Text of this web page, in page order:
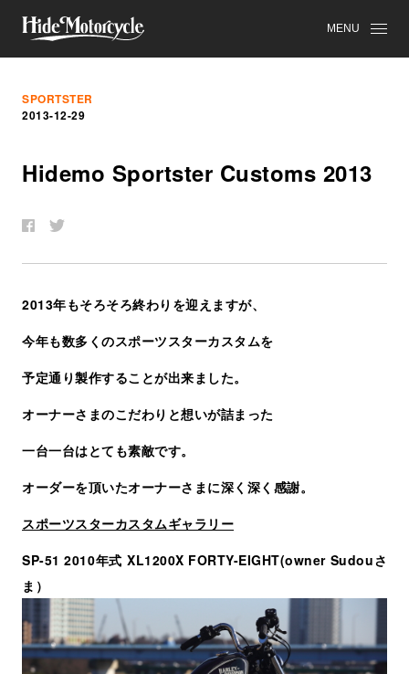
MENU
SPORTSTER
2013-12-29
Hidemo Sportster Customs 2013
2013年もそろそろ終わりを迎えますが、
今年も数多くのスポーツスターカスタムを
予定通り製作することが出来ました。
オーナーさまのこだわりと想いが詰まった
一台一台はとても素敵です。
オーダーを頂いたオーナーさまに深く深く感謝。
スポーツスターカスタムギャラリー
SP-51 2010年式 XL1200X FORTY-EIGHT(owner Sudouさ
ま）